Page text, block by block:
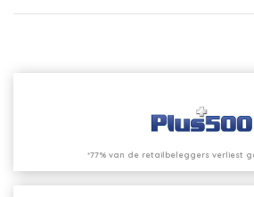
*77% van de retailbeleggers verliest